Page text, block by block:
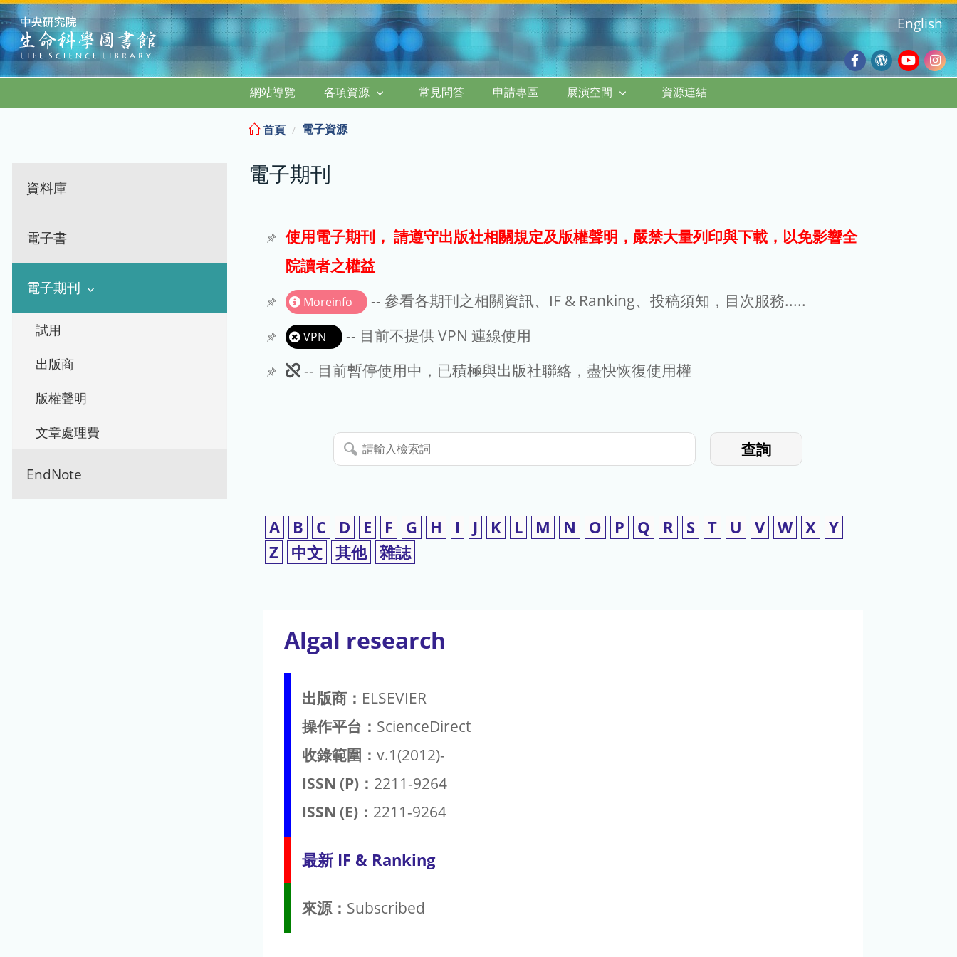
:::
Facebook
Wordpress
Blog
English
網站導覽 各項資源 常見問答 申請專區 展演空間 資源連結
資料庫
電子書
電子期刊
試用
出版商
版權聲明
文章處理費
EndNote
首頁 電子資源
電子期刊
使用電子期刊， 請遵守出版社相關規定及版權聲明，嚴禁大量列印與下載，以免影響全
院讀者之權益
Moreinfo -- 參看各期刊之相關資訊、IF & Ranking、投稿須知，目次服務.....
VPN
-- 目前不提供 VPN 連線使用
此
使
用
-- 目前暫停使用中，已積極與出版社聯絡，盡快恢復使用權
請
輸
索
詞
查詢
A B C D E F G H I J K L M N O P Q R S T U V W X Y
Z
中文 其他 雜誌
Algal research
出版商： ELSEVIER
操作平台： ScienceDirect
收錄範圍： v.1(2012)-
ISSN (P)： 2211-9264
ISSN (E)： 2211-9264
最新 IF & Ranking
來源： Subscribed